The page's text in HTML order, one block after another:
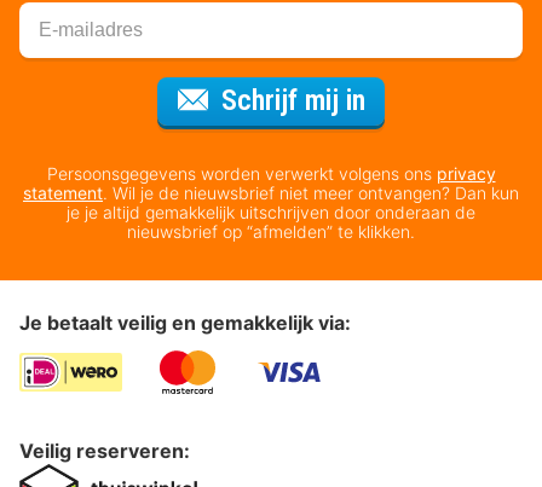
Schrijf mij in
Persoonsgegevens worden verwerkt volgens ons privacy
statement. Wil je de nieuwsbrief niet meer ontvangen? Dan kun
je je altijd gemakkelijk uitschrijven door onderaan de
nieuwsbrief op “afmelden” te klikken.
Je betaalt veilig en gemakkelijk via:
Veilig reserveren: